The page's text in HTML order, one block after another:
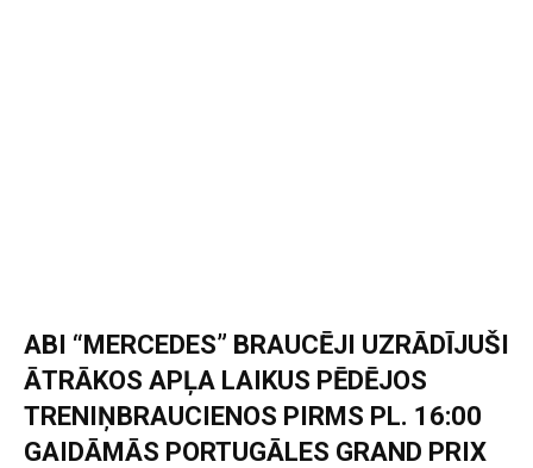
ABI “MERCEDES” BRAUCĒJI UZRĀDĪJUŠI
ĀTRĀKOS APĻA LAIKUS PĒDĒJOS
TRENIŅBRAUCIENOS PIRMS PL. 16:00
GAIDĀMĀS PORTUGĀLES GRAND PRIX